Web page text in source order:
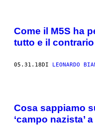
Come il M5S ha
tutto e il
05.31.18DI LEONARDO
Cosa sappiamo
‘campo nazista’